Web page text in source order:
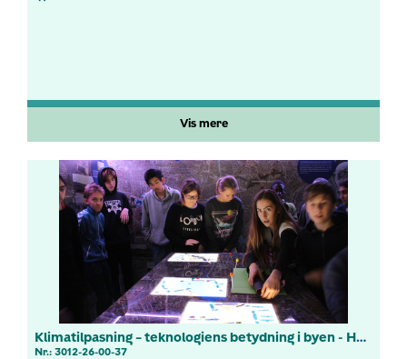
Vis mere
Klimatilpasning – teknologiens betydning i byen - Harrestrup Å projektet gør din by grønnere
Nr.: 3012-26-00-37